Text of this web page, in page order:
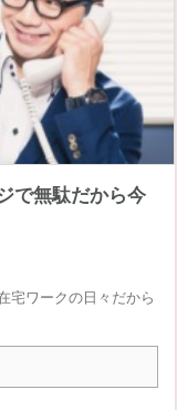
で無駄だから今
宅ワークの日々だから